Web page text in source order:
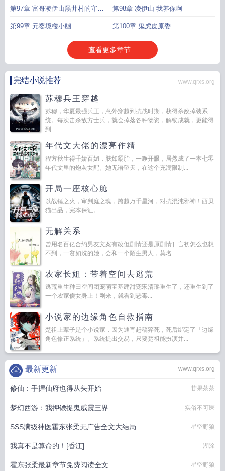
第97章 富哥凌伊山黑井村的守村
鬼
第98章 凌伊山 我养你啊
第99章 元婴境楼小幽 第100章 鬼虎皮原委
查看更多章节...
完结小说推荐 www.qrxs.org
苏穆兵王穿越
苏穆，华夏最强兵王，意外穿越到抗战时期，获得杀敌掉装系
统。每次击杀敌方士兵，就会掉落各种物资，解锁成就，更能得
到...
年代文大佬的漂亮作精
程方秋生得千娇百媚，肤如凝脂，一睁开眼，居然成了一本七零
年代文里的炮灰女配。她无语望天，在这个充满限制...
开局一座核心舱
以战锤之火，审判庭之魂，跨越万千星河，对抗混沌邪神！西贝
猫出品，完本保证。...
无解关系
曾用名百亿合约男友文案有改但剧情还是原剧情］言初怎么也想
不到，一贫如洗的她，会和一个陌生男人，莫名...
农家长姐：带着空间去逃荒
逃荒重生种田空间团宠萌宝基建甜宠宋清瑶重生了，还重生到了
一个农家傻女身上！刚来，就看到恶毒...
小说家的边缘角色自救指南
楚祖上辈子是个小说家，因为通宵赶稿猝死，死后绑定了「边缘
角色修正系统」。系统提出交易，只要楚祖能扮演并...
www.qrxs.org
最新更新
修仙：手握仙府也得从头开始 苷果茶茶
梦幻西游：我押镖捉鬼威震三界 实俗不可医
SSS满级神医霍东张柔无广告全文大结局 星空野狼
我真不是算命的！[香江] 湖涂
霍东张柔最新章节免费阅读全文 星空野狼